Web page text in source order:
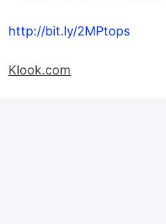
http://bit.ly/2MPtops
Klook.com